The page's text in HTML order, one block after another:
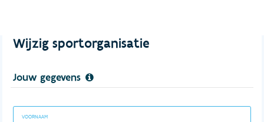
Wijzig sportorganisatie
Jouw gegevens
VOORNAAM